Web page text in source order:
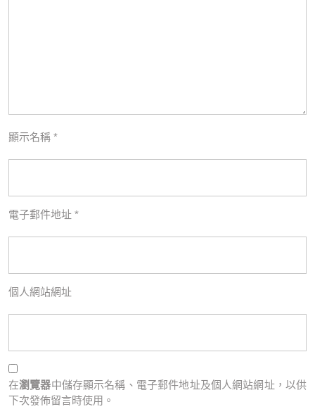
顯示名稱 *
電子郵件地址 *
個人網站網址
在瀏覽器中儲存顯示名稱、電子郵件地址及個人網站網址，以供
下次發佈留言時使用。